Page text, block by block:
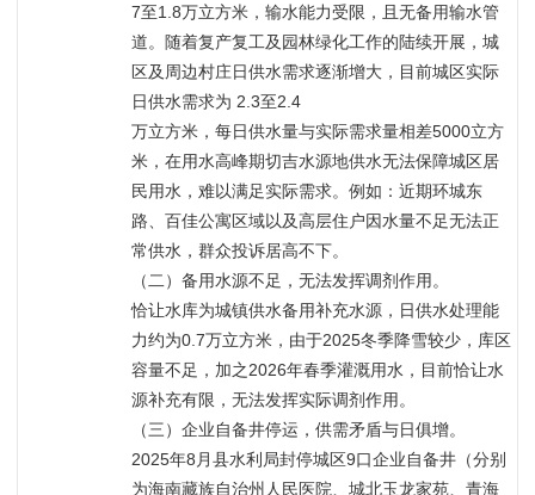
7至1.8万立方米，输水能力受限，且无备用输水管
道。随着复产复工及园林绿化工作的陆续开展，城
区及周边村庄日供水需求逐渐增大，目前城区实际
日供水需求为 2.3至2.4
万立方米，每日供水量与实际需求量相差5000立方
米，在用水高峰期切吉水源地供水无法保障城区居
民用水，难以满足实际需求。例如：近期环城东
路、百佳公寓区域以及高层住户因水量不足无法正
常供水，群众投诉居高不下。
（二）备用水源不足，无法发挥调剂作用。
恰让水库为城镇供水备用补充水源，日供水处理能
力约为0.7万立方米，由于2025冬季降雪较少，库区
容量不足，加之2026年春季灌溉用水，目前恰让水
源补充有限，无法发挥实际调剂作用。
（三）企业自备井停运，供需矛盾与日俱增。
2025年8月县水利局封停城区9口企业自备井（分别
为海南藏族自治州人民医院、城北玉龙家苑、青海